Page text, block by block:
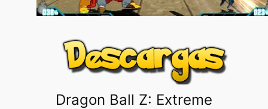
Dragon Ball Z: Extreme